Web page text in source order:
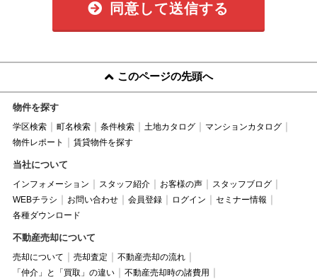
同意して送信する
このページの先頭へ
物件を探す
学区検索 町名検索 条件検索 土地カタログ
マンションカタログ
物件レポート
賃貸物件を探す
当社について
インフォメーション スタッフ紹介 お客様の声
スタッフブログ
WEBチラシ
お問い合わせ 会員登録 ログイン
セミナー情報
各種ダウンロード
不動産売却について
売却について 売却査定
不動産売却の流れ
「仲介」と「買取」の違い
不動産売却時の諸費用